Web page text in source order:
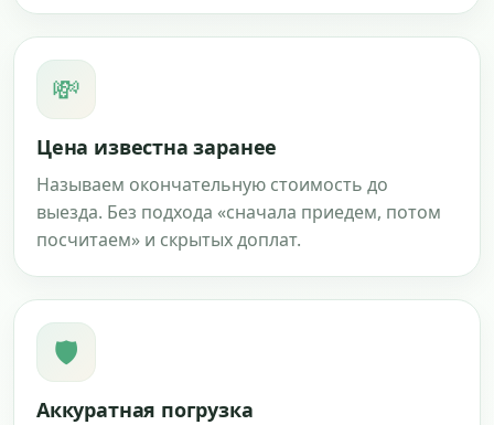
💸
Цена известна заранее
Называем окончательную стоимость до
выезда. Без подхода «сначала приедем, потом
посчитаем» и скрытых доплат.
🛡
Аккуратная погрузка